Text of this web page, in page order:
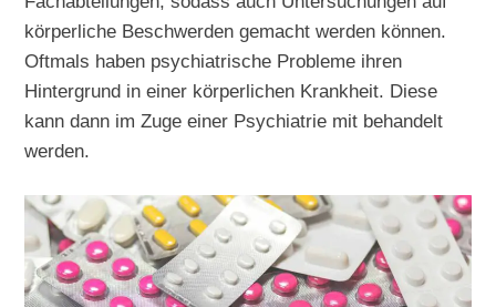
körperliche Beschwerden gemacht werden können.
Oftmals haben psychiatrische Probleme ihren
Hintergrund in einer körperlichen Krankheit. Diese
kann dann im Zuge einer Psychiatrie mit behandelt
werden.